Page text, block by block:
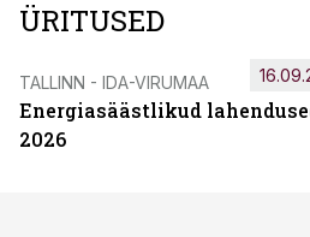
ÜRITUSED
TALLINN - IDA-VIRUMAA
Energiasäästlikud
2026